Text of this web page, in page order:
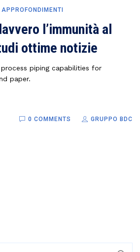
APPROFONDIMENTI
l’immunità al
ottime notizie
piping capabilities for
paper.
0 COMMENTS GRUPPO BDC